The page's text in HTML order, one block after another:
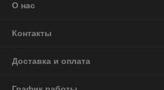
О нас
Контакты
Доставка и оплата